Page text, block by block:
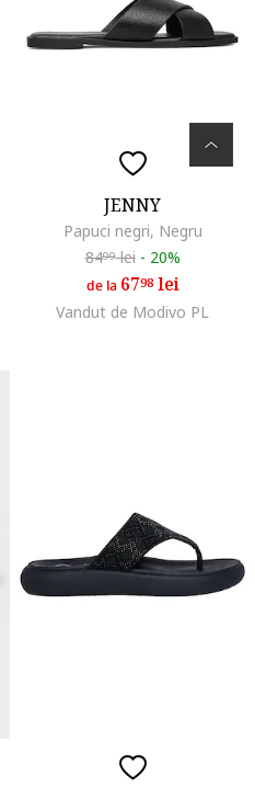
JENNY
Papuci negri, Negru
8499lei - 20%
de la 6798lei
Vandut de Modivo PL